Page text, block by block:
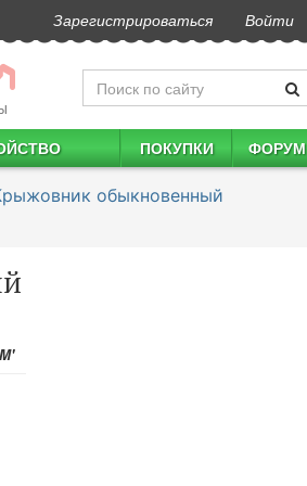
Зарегистрироваться Войти
ПОКУПКИ ФОРУМ
обыкновенный